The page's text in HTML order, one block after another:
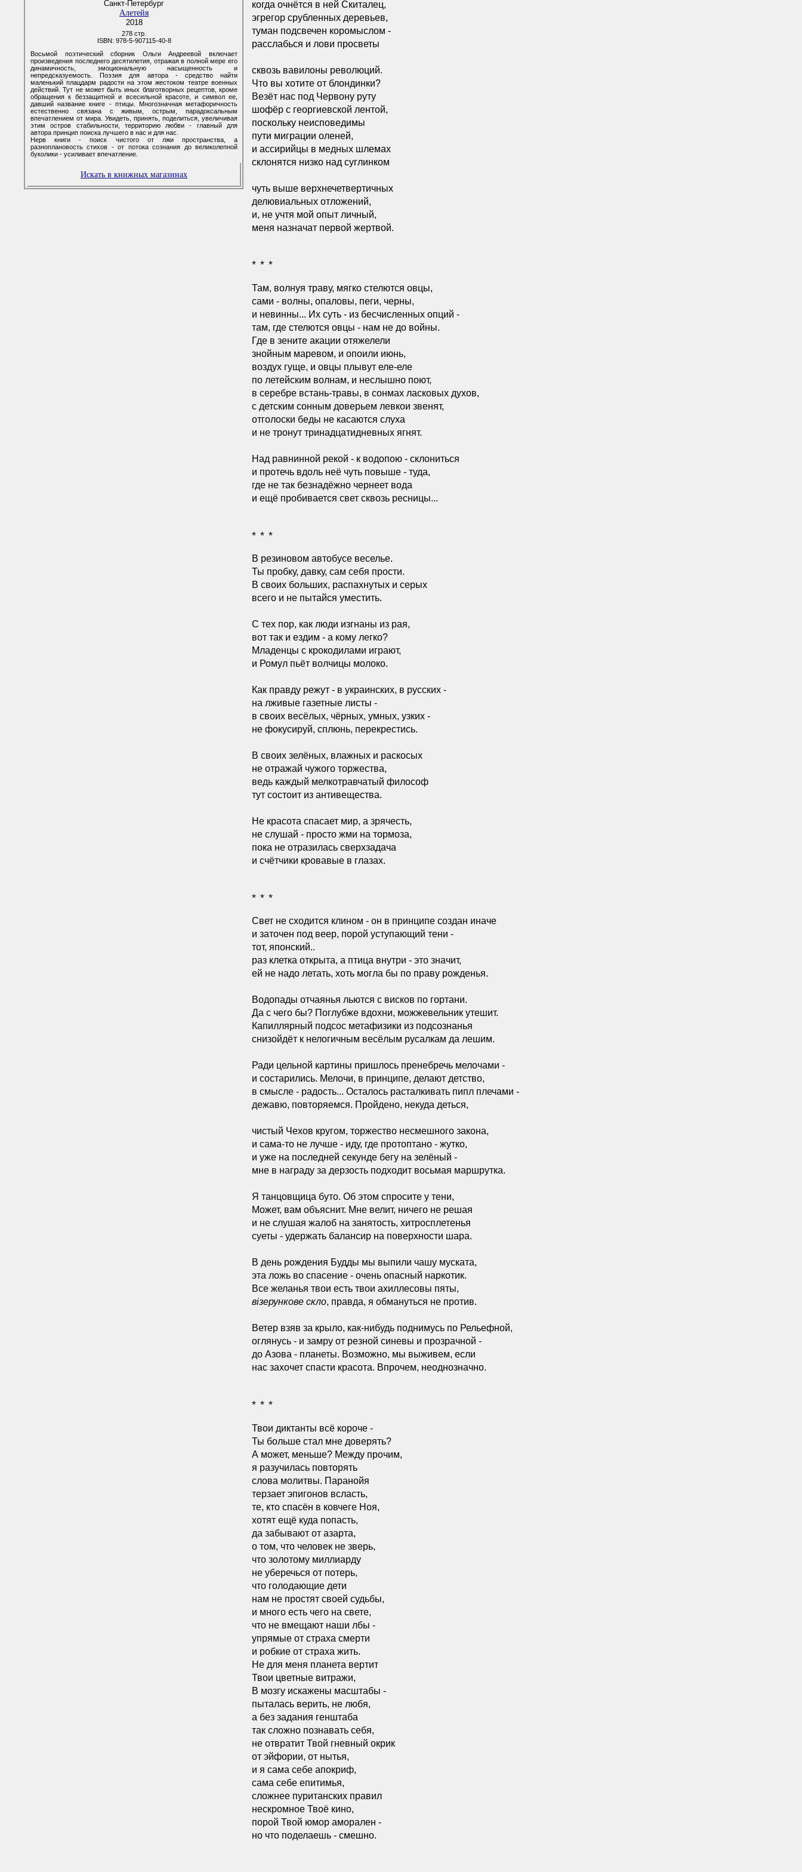
Санкт-Петербург
Алетейя
2018
278 стр.
ISBN: 978-5-907115-40-8
Восьмой поэтический сборник Ольги Андреевой включает
произведения последнего десятилетия, отражая в полной мере его
динамичность, эмоциональную насыщенность и
непредсказуемость. Поэзия для автора - средство найти
маленький плацдарм радости на этом жестоком театре военных
действий. Тут не может быть иных благотворных рецептов, кроме
обращения к беззащитной и всесильной красоте, и символ ее,
давший название книге - птицы. Многозначная метафоричность
естественно связана с живым, острым, парадоксальным
впечатлением от мира. Увидеть, принять, поделиться, увеличивая
этим остров стабильности, территорию любви - главный для
автора принцип поиска лучшего в нас и для нас.
Нерв книги - поиск чистого от лжи пространства, а
разноплановость стихов - от потока сознания до великолепной
буколики - усиливает впечатление.
Искать в книжных магазинах
когда очнётся в ней Скиталец,
эгрегор срубленных деревьев,
туман подсвечен коромыслом -
расслабься и лови просветы
сквозь вавилоны революций.
Что вы хотите от блондинки?
Везёт нас под Червону руту
шофёр с георгиевской лентой,
поскольку неисповедимы
пути миграции оленей,
и ассирийцы в медных шлемах
склонятся низко над суглинком
чуть выше верхнечетвертичных
делювиальных отложений,
и, не учтя мой опыт личный,
меня назначат первой жертвой.
* * *
Там, волнуя траву, мягко стелются овцы,
сами - волны, опаловы, пеги, черны,
и невинны... Их суть - из бесчисленных опций -
там, где стелются овцы - нам не до войны.
Где в зените акации отяжелели
знойным маревом, и опоили июнь,
воздух гуще, и овцы плывут еле-еле
по летейским волнам, и неслышно поют,
в серебре встань-травы, в сонмах ласковых духов,
с детским сонным доверьем левкои звенят,
отголоски беды не касаются слуха
и не тронут тринадцатидневных ягнят.
Над равнинной рекой - к водопою - склониться
и протечь вдоль неё чуть повыше - туда,
где не так безнадёжно чернеет вода
и ещё пробивается свет сквозь ресницы...
* * *
В резиновом автобусе веселье.
Ты пробку, давку, сам себя прости.
В своих больших, распахнутых и серых
всего и не пытайся уместить.
С тех пор, как люди изгнаны из рая,
вот так и ездим - а кому легко?
Младенцы с крокодилами играют,
и Ромул пьёт волчицы молоко.
Как правду режут - в украинских, в русских -
на лживые газетные листы -
в своих весёлых, чёрных, умных, узких -
не фокусируй, сплюнь, перекрестись.
В своих зелёных, влажных и раскосых
не отражай чужого торжества,
ведь каждый мелкотравчатый философ
тут состоит из антивещества.
Не красота спасает мир, а зрячесть,
не слушай - просто жми на тормоза,
пока не отразилась сверхзадача
и счётчики кровавые в глазах.
* * *
Свет не сходится клином - он в принципе создан иначе
и заточен под веер, порой уступающий тени -
тот, японский..
раз клетка открыта, а птица внутри - это значит,
ей не надо летать, хоть могла бы по праву рожденья.
Водопады отчаянья льются с висков по гортани.
Да с чего бы? Поглубже вдохни, можжевельник утешит.
Капиллярный подсос метафизики из подсознанья
снизойдёт к нелогичным весёлым русалкам да лешим.
Ради цельной картины пришлось пренебречь мелочами -
и состарились. Мелочи, в принципе, делают детство,
в смысле - радость... Осталось расталкивать пипл плечами -
дежавю, повторяемся. Пройдено, некуда деться,
чистый Чехов кругом, торжество несмешного закона,
и сама-то не лучше - иду, где протоптано - жутко,
и уже на последней секунде бегу на зелёный -
мне в награду за дерзость подходит восьмая маршрутка.
Я танцовщица буто. Об этом спросите у тени,
Может, вам объяснит. Мне велит, ничего не решая
и не слушая жалоб на занятость, хитросплетенья
суеты - удержать балансир на поверхности шара.
В день рождения Будды мы выпили чашу муската,
эта ложь во спасение - очень опасный наркотик.
Все желанья твои есть твои ахиллесовы пяты,
вiзерункове скло, правда, я обмануться не против.
Ветер взяв за крыло, как-нибудь поднимусь по Рельефной,
оглянусь - и замру от резной синевы и прозрачной -
до Азова - планеты. Возможно, мы выживем, если
нас захочет спасти красота. Впрочем, неоднозначно.
* * *
Твои диктанты всё короче -
Ты больше стал мне доверять?
А может, меньше? Между прочим,
я разучилась повторять
слова молитвы. Паранойя
терзает эпигонов всласть,
те, кто спасён в ковчеге Ноя,
хотят ещё куда попасть,
да забывают от азарта,
о том, что человек не зверь,
что золотому миллиарду
не уберечься от потерь,
что голодающие дети
нам не простят своей судьбы,
и много есть чего на свете,
что не вмещают наши лбы -
упрямые от страха смерти
и робкие от страха жить.
Не для меня планета вертит
Твои цветные витражи,
В мозгу искажены масштабы -
пыталась верить, не любя,
а без задания генштаба
так сложно познавать себя,
не отвратит Твой гневный окрик
от эйфории, от нытья,
и я сама себе апокриф,
сама себе епитимья,
сложнее пуританских правил
нескромное Твоё кино,
порой Твой юмор аморален -
но что поделаешь - смешно.